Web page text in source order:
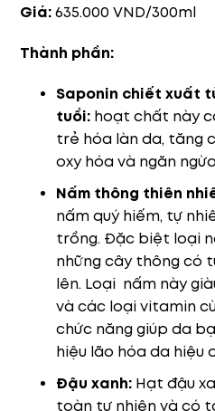
Giá:635.000 VND/300ml
Thành phần:
Saponin chiết xuất
tuổi: hoạt chất này
trẻ hóa làn da, tăng
oxy hóa và ngăn
Nấm thông thiên
nấm quý hiếm, tự
trồng. Đặc biệt loại
những cây thông có
lên. Loại nấm này
và các loại vitamin
chức năng giúp da
hiệu lão hóa da hiệu
Đậu xanh: Hạt đậu
toàn tự nhiên và có